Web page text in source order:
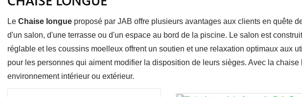
Le Chaise longue proposé par JAB offre plusieurs avantages aux clients en quête
d'un salon, d'une terrasse ou d'un espace au bord de la piscine. Le salon est
réglable et les coussins moelleux offrent un soutien et une relaxation optimaux aux
pour les personnes qui aiment modifier la disposition de leurs sièges. Avec la
environnement intérieur ou extérieur.